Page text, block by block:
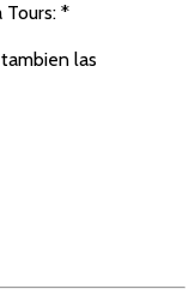
Tours: *
las